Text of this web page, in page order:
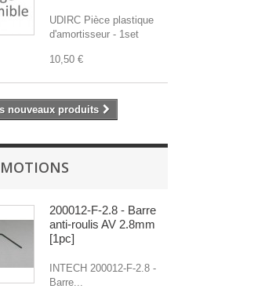
UDIRC Pièce plastique
d'amortisseur - 1set
10,50 €
nouveaux produits
200012-F-2.8 - Barre
anti-roulis AV 2.8mm
[1pc]
INTECH 200012-F-2.8 -
Barre...